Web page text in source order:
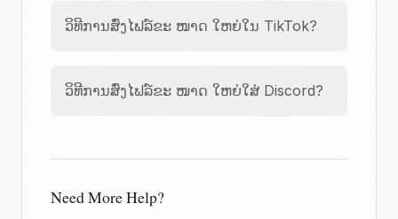
ວິທີການສົ່ງໄຟລ໌ຂະ ໜາດ ໃຫຍ່ໃນ TikTok?
ວິທີການສົ່ງໄຟລ໌ຂະ ໜາດ ໃຫຍ່ໃສ່ Discord?
Need More Help?